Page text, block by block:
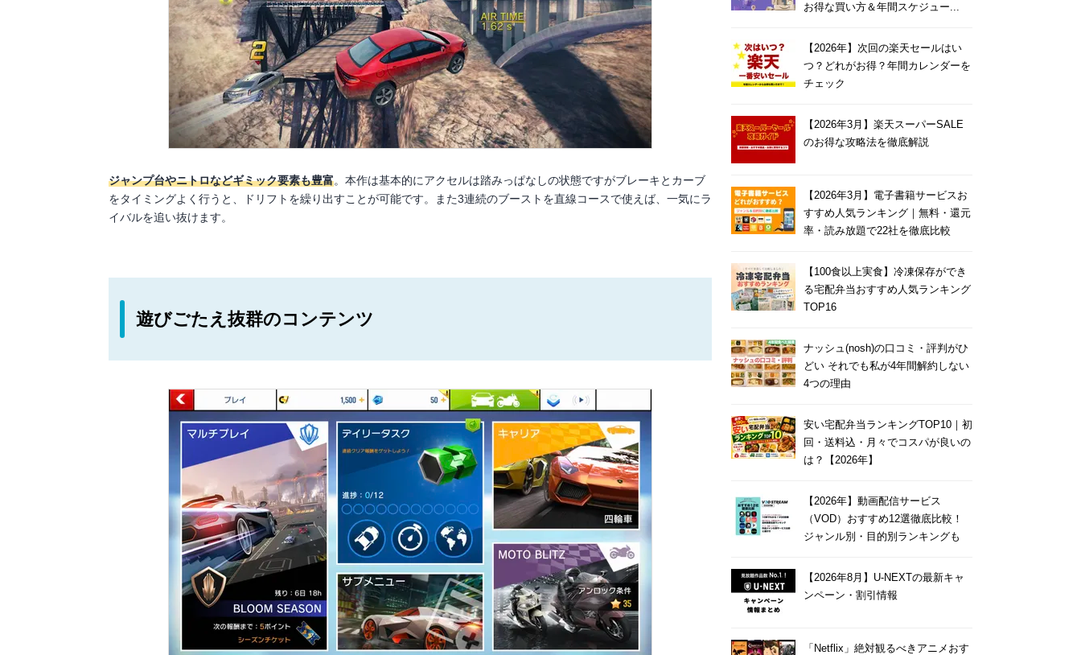
ジャンプ台やニトロなどギミック要素も豊富。本作は基本的にアクセルは踏みっぱなしの状態ですがブレーキとカーブ
をタイミングよく行うと、ドリフトを繰り出すことが可能です。また3連続のブーストを直線コースで使えば、一気にラ
イバルを追い抜けます。
遊びごたえ抜群のコンテンツ
お得な買い方＆年間スケジュー...
【2026年】次回の楽天セールはい
つ？どれがお得？年間カレンダーを
チェック
【2026年3月】楽天スーパーSALE
のお得な攻略法を徹底解説
【2026年3月】電子書籍サービスお
すすめ人気ランキング｜無料・還元
率・読み放題で22社を徹底比較
【100食以上実食】冷凍保存ができ
る宅配弁当おすすめ人気ランキング
TOP16
ナッシュ(nosh)の口コミ・評判がひ
どい それでも私が4年間解約しない
4つの理由
安い宅配弁当ランキングTOP10｜初
回・送料込・月々でコスパが良いの
は？【2026年】
【2026年】動画配信サービス
（VOD）おすすめ12選徹底比較！
ジャンル別・目的別ランキングも
【2026年8月】U-NEXTの最新キャ
ンペーン・割引情報
「Netflix」絶対観るべきアニメおす